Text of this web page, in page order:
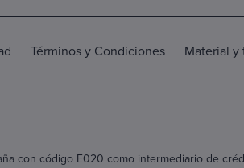
Términos y Condiciones Material y
con código E020 como intermediario de